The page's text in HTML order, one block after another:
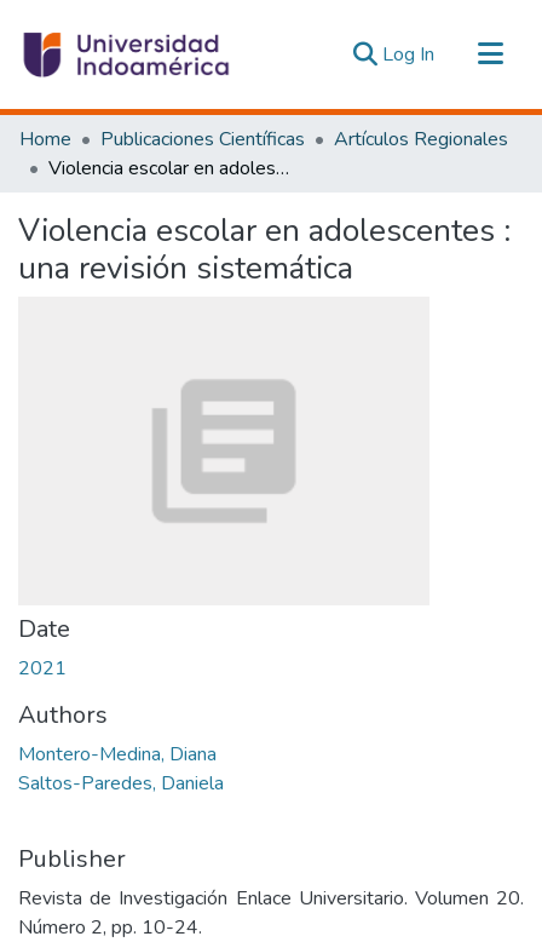
Log In (current)
Communities & Collections
All of DSpace
Estadísticas Externas
Home Publicaciones Científicas
Artículos Regionales
Violencia escolar en adolescentes : una revisión sistemática
Violencia escolar en adolescentes :
una revisión sistemática
Date
2021
Authors
Montero-Medina, Diana
Saltos-Paredes, Daniela
Publisher
Revista de Investigación Enlace Universitario. Volumen 20.
Número 2, pp. 10-24.